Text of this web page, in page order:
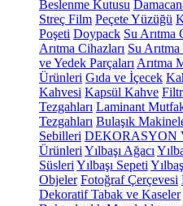
Beslenme Kutusu
Streç Film Peçete Yüzüğü
Poşeti Doypack Su Arıtma
Arıtma Cihazları Su
ve Yedek Parçaları Arıtma
Ürünleri Gıda ve İçecek
Kahvesi Kapsül Kahve
Tezgahları Laminant
Tezgahları Bulaşık
Sebilleri DEKORASYON
Ürünleri Yılbaşı Ağacı
Süsleri Yılbaşı Sepeti
Objeler Fotoğraf Çerçevesi
Dekoratif Tabak ve Kaseler